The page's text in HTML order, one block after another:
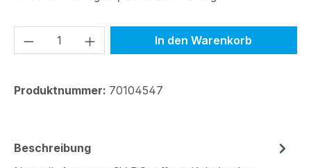
Produkt Anzahl: Gib denIn den Warenkorb
Produktnummer: 70104547
Beschreibung